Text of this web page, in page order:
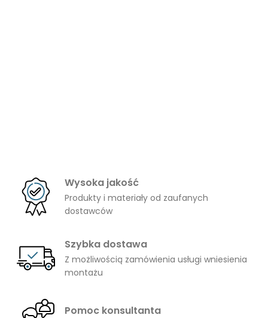
Wysoka jakość
Produkty i materiały od zaufanych
dostawców
Szybka dostawa
Z możliwością zamówienia usługi wniesienia
montażu
Pomoc konsultanta